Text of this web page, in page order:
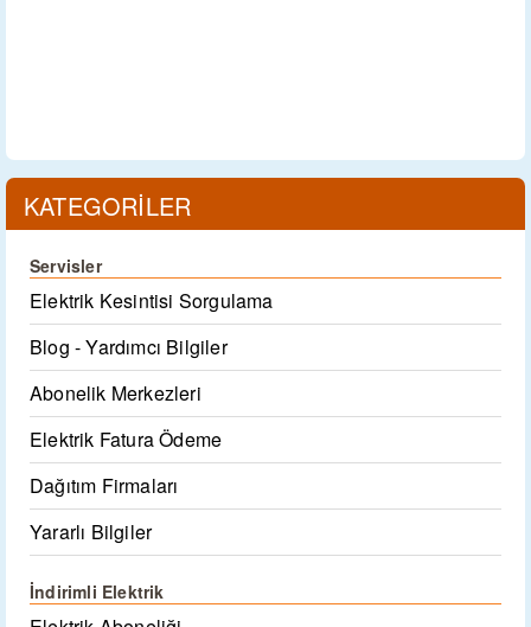
KATEGORİLER
Servisler
Elektrik Kesintisi Sorgulama
Blog - Yardımcı Bilgiler
Abonelik Merkezleri
Elektrik Fatura Ödeme
Dağıtım Firmaları
Yararlı Bilgiler
İndirimli Elektrik